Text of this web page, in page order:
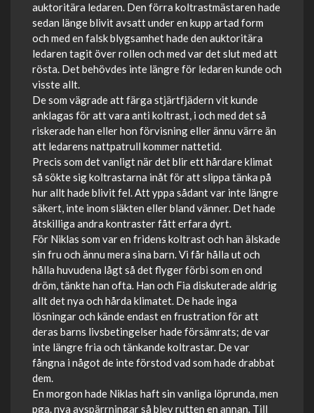
auktoritära ledaren. Den förra koltrastmästaren hade
sedan länge blivit avsatt under en kupp artad form
och med en falsk blygsamhet hade den auktoritära
ledaren tagit över rollen och med var det slut med att
rösta. Det behövdes inte längre för ledaren kunde och
visste allt.
De som vägrade att färga stjärtfjädern vit kunde
anklagas för att vara anti koltrast, i och med det så
riskerade han eller hon förvisning eller ännu värre än
att ledarens nattpatrull kommer nattetid.
Precis som det vanligt när det blir ett hårdare klimat
så sökte sig koltrastarna inåt för att slippa tänka på
hur allt hade blivit fel. Att yppa sådant var inte längre
säkert, inte inom släkten eller bland vänner. Det hade
åtskilliga andra kontraster fått erfara dyrt.
För Niklas som var en fridens koltrast och han älskade
sin fru och ännu mera sina barn. Vi får hålla ut och
hålla huvudena lågt så det flyger förbi som en ond
dröm, tänkte han ofta. Han och Fia diskuterade aldrig
allt det nya och hårda klimatet. De hade inga
lösningar och kände endast en frustration för att
deras barns livsbetingelser hade försämrats; de var
inte längre fria och tänkande koltrastar. De var
fångna i något de inte förstod vad som hade drabbat
dem.
En morgon hade Niklas haft sin vanliga löprunda, men
pga. nya avspärrningar så blev rutten en annan. Till